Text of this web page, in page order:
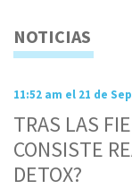
NOTICIAS
11:52 am el 21 de
TRAS LAS
CONSISTE
DETOX?